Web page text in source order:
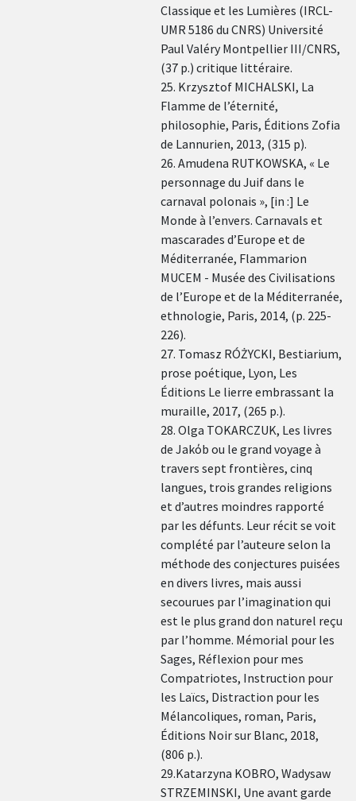
Classique et les Lumières (IRCL-
UMR 5186 du CNRS) Université
Paul Valéry Montpellier III/CNRS,
(37 p.) critique littéraire.
25. Krzysztof MICHALSKI, La
Flamme de l’éternité,
philosophie, Paris, Éditions Zofia
de Lannurien, 2013, (315 p).
26. Amudena RUTKOWSKA, « Le
personnage du Juif dans le
carnaval polonais », [in :] Le
Monde à l’envers. Carnavals et
mascarades d’Europe et de
Méditerranée, Flammarion
MUCEM - Musée des Civilisations
de l’Europe et de la Méditerranée,
ethnologie, Paris, 2014, (p. 225-
226).
27. Tomasz RÓŻYCKI, Bestiarium,
prose poétique, Lyon, Les
Éditions Le lierre embrassant la
muraille, 2017, (265 p.).
28. Olga TOKARCZUK, Les livres
de Jakόb ou le grand voyage à
travers sept frontières, cinq
langues, trois grandes religions
et d’autres moindres rapporté
par les défunts. Leur récit se voit
complété par l’auteure selon la
méthode des conjectures puisées
en divers livres, mais aussi
secourues par l’imagination qui
est le plus grand don naturel reçu
par l’homme. Mémorial pour les
Sages, Réflexion pour mes
Compatriotes, Instruction pour
les Laïcs, Distraction pour les
Mélancoliques, roman, Paris,
Éditions Noir sur Blanc, 2018,
(806 p.).
29.Katarzyna KOBRO, Wadysaw
STRZEMINSKI, Une avant garde